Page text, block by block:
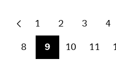
1 2 3 4
8 9 10 11